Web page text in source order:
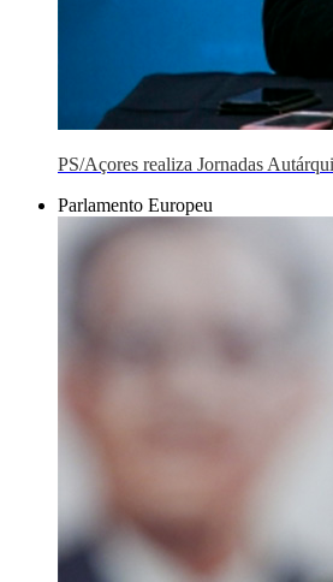
PS/Açores realiza Jornadas
Parlamento Europeu